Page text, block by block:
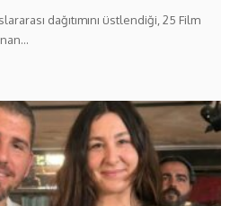
dağıtımını üstlendiği, 25 Film